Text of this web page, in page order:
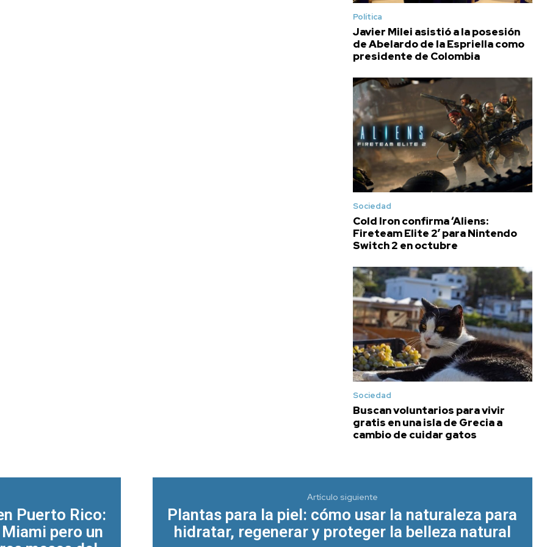
Política
Javier Milei asistió a la posesión
de Abelardo de la Espriella como
presidente de Colombia
Sociedad
Cold Iron confirma ‘Aliens:
Fireteam Elite 2′ para Nintendo
Switch 2 en octubre
Sociedad
Buscan voluntarios para vivir
gratis en una isla de Grecia a
cambio de cuidar gatos
Puerto Rico:
pero un
Artículo siguiente
Plantas para la piel: cómo usar la naturaleza para
hidratar, regenerar y proteger la belleza natural